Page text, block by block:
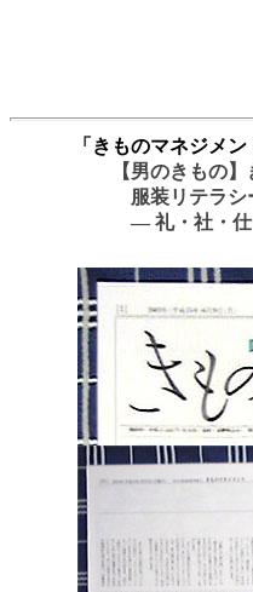
「きものマネジメ
【男のきもの】
服装リテラシー
― 礼・社・仕・